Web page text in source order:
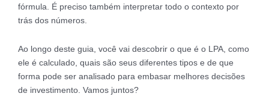
fórmula. É preciso também interpretar todo o contexto por
trás dos números.
Ao longo deste guia, você vai descobrir o que é o LPA, como
ele é calculado, quais são seus diferentes tipos e de que
forma pode ser analisado para embasar melhores decisões
de investimento. Vamos juntos?